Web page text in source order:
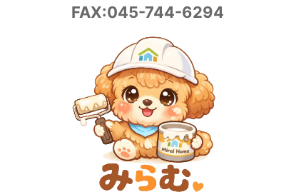
FAX:045-744-6294